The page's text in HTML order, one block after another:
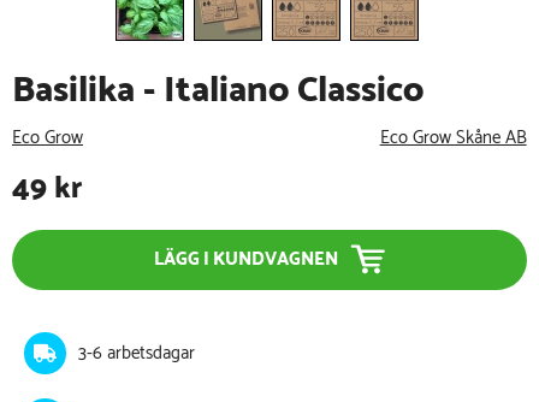
Basilika - Italiano Classico
Eco Grow Eco Grow Skåne AB
49kr
LÄGG I KUNDVAGNEN
3-6 arbetsdagar